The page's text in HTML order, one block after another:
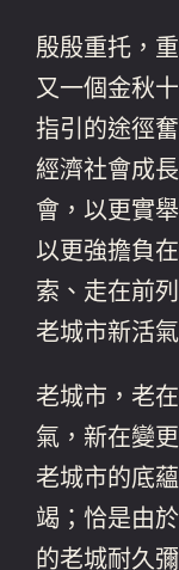
殷殷重托，
又一個金秋
指引的途徑
經濟社會成
會，以更實
以更強擔負
索、走在前
老城市新活
老城市，老
氣，新在變
老城市的底
竭；恰是由
的老城耐久